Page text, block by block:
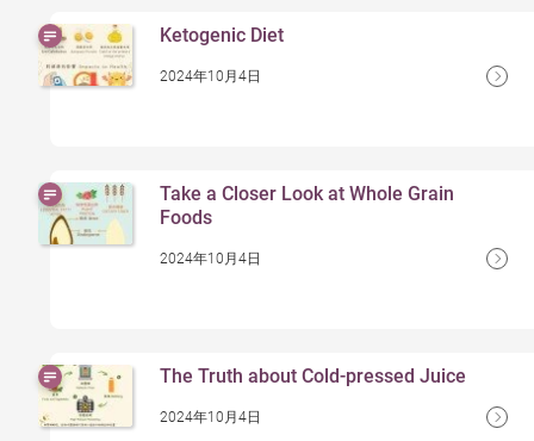
Ketogenic Diet
2024年10月4日
Take a Closer Look at Whole Grain
Foods
2024年10月4日
The Truth about Cold-pressed Juice
2024年10月4日